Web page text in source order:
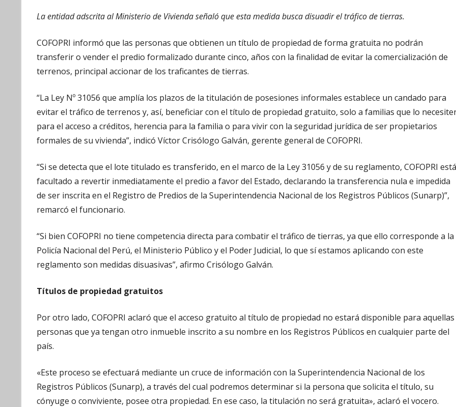
La entidad adscrita al Ministerio de Vivienda señaló que esta medida busca disuadir el tráfico de tierras.
COFOPRI informó que las personas que obtienen un título de propiedad de forma gratuita no podrán
transferir o vender el predio formalizado durante cinco, años con la finalidad de evitar la comercialización de
terrenos, principal accionar de los traficantes de tierras.
“La Ley Nº 31056 que amplía los plazos de la titulación de posesiones informales establece un candado para
evitar el tráfico de terrenos y, así, beneficiar con el título de propiedad gratuito, solo a familias que lo
para el acceso a créditos, herencia para la familia o para vivir con la seguridad jurídica de ser propietarios
formales de su vivienda”, indicó Víctor Crisólogo Galván, gerente general de COFOPRI.
“Si se detecta que el lote titulado es transferido, en el marco de la Ley 31056 y de su reglamento, COFOPRI está
facultado a revertir inmediatamente el predio a favor del Estado, declarando la transferencia nula e impedida
de ser inscrita en el Registro de Predios de la Superintendencia Nacional de los Registros Públicos (Sunarp)”,
remarcó el funcionario.
“Si bien COFOPRI no tiene competencia directa para combatir el tráfico de tierras, ya que ello corresponde a la
Policía Nacional del Perú, el Ministerio Público y el Poder Judicial, lo que sí estamos aplicando con este
reglamento son medidas disuasivas”, afirmo Crisólogo Galván.
Títulos de propiedad gratuitos
Por otro lado, COFOPRI aclaró que el acceso gratuito al título de propiedad no estará disponible para aquellas
personas que ya tengan otro inmueble inscrito a su nombre en los Registros Públicos en cualquier parte del
país.
«Este proceso se efectuará mediante un cruce de información con la Superintendencia Nacional de los
Registros Públicos (Sunarp), a través del cual podremos determinar si la persona que solicita el título, su
cónyuge o conviviente, posee otra propiedad. En ese caso, la titulación no será gratuita», aclaró el vocero.